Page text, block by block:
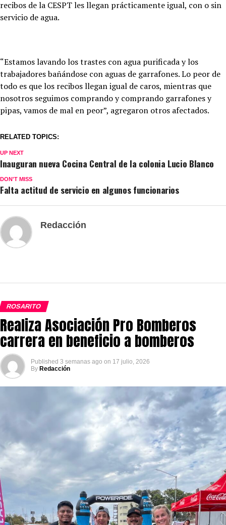
recibos de la CESPT les llegan prácticamente igual, con o sin
servicio de agua.
“Estamos lavando los trastes con agua purificada y los
trabajadores bañándose con aguas de garrafones. Lo peor de
todo es que los recibos llegan igual de caros, mientras que
nosotros seguimos comprando y comprando garrafones y
pipas, vamos de mal en peor”, agregaron otros afectados.
RELATED TOPICS:
UP NEXT
Inauguran nueva Cocina Central de la colonia Lucio Blanco
DON'T MISS
Falta actitud de servicio en algunos funcionarios
Redacción
ROSARITO
Realiza Asociación Pro Bomberos
carrera en beneficio a bomberos
Published 3 semanas ago on 17 julio, 2026
By Redacción